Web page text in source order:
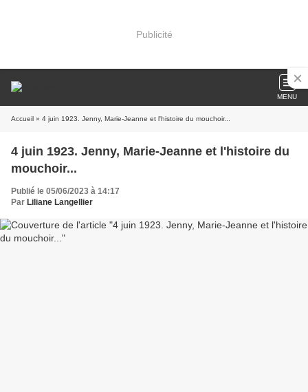
Publicité
MENU
Accueil » 4 juin 1923. Jenny, Marie-Jeanne et l'histoire du mouchoir...
4 juin 1923. Jenny, Marie-Jeanne et l'histoire du
mouchoir...
Publié le 05/06/2023 à 14:17
Par Liliane Langellier